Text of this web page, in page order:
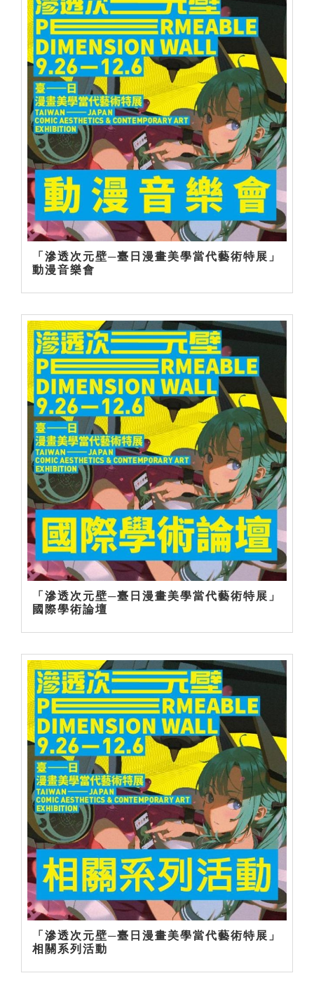
「滲透次元壁─臺日漫畫美學當代藝術特展」
動漫音樂會
「滲透次元壁─臺日漫畫美學當代藝術特展」
國際學術論壇
「滲透次元壁─臺日漫畫美學當代藝術特展」
相關系列活動